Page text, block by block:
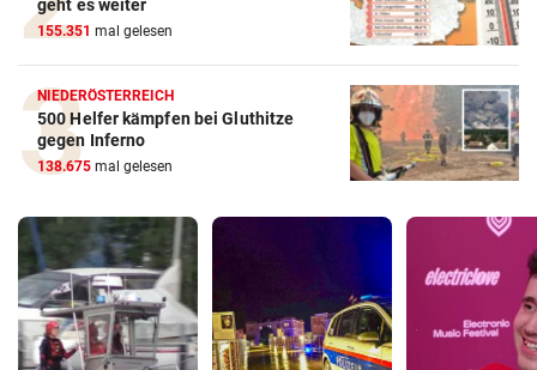
geht es weiter
155.351 mal gelesen
NIEDERÖSTERREICH
500 Helfer kämpfen bei Gluthitze
gegen Inferno
138.675 mal gelesen